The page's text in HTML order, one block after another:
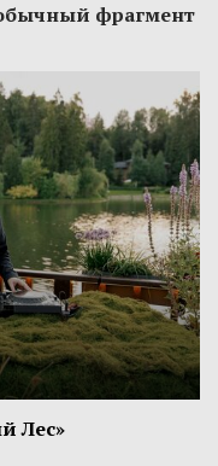
фрагмент
Лес»